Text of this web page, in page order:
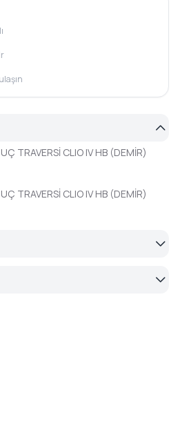
TRAVERSİ CLIO IV HB (DEMİR)
TRAVERSİ CLIO IV HB (DEMİR)